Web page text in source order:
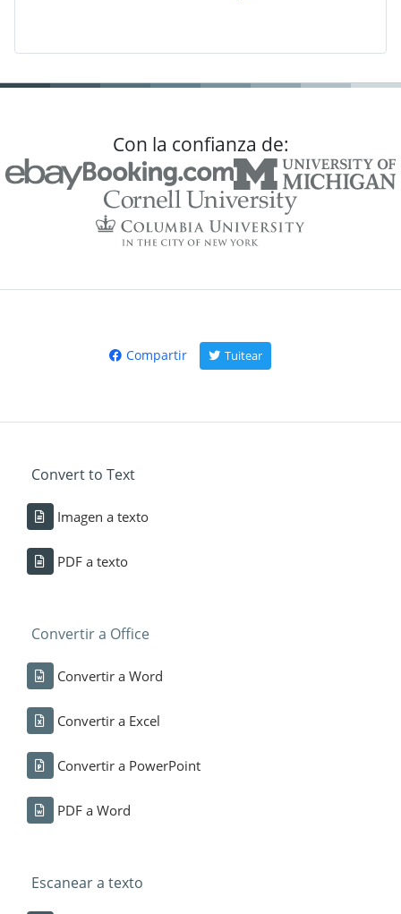
Con la confianza de:
Compartir Tuitear
Convert to Text
Imagen a texto
PDF a texto
Convertir a Office
Convertir a Word
Convertir a Excel
Convertir a PowerPoint
PDF a Word
Escanear a texto